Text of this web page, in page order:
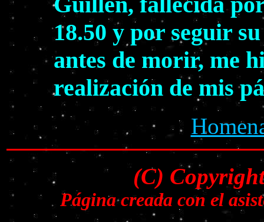
18.50 y por seguir
antes de morir, me
realización de mis
(C)
Página creada con el